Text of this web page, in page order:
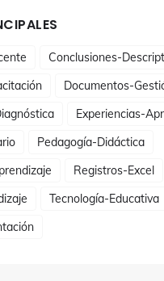
Conclusiones-
Documentos-
Experiencias-
Pedagogía-Didáctica
Registros-Excel
Tecnología-Educativa